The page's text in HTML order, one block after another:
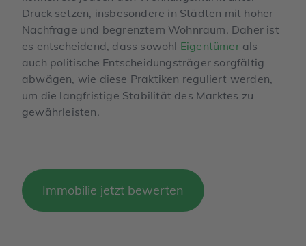
Druck setzen, insbesondere in Städten mit hoher
Nachfrage und begrenztem Wohnraum. Daher ist
es entscheidend, dass sowohl Eigentümerals
auch politische Entscheidungsträger sorgfältig
abwägen, wie diese Praktiken reguliert werden,
um die langfristige Stabilität des Marktes zu
gewährleisten.
Immobilie jetzt bewerten